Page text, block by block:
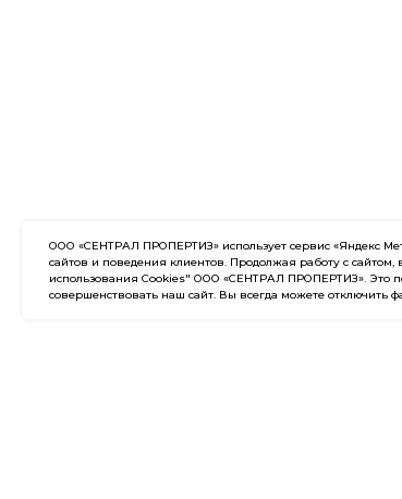
ООО «СЕНТРАЛ ПРОПЕРТИЗ» использует сервис «Яндекс
сайтов и поведения клиентов. Продолжая работу с
использования Cookies" ООО «СЕНТРАЛ ПРОПЕРТИЗ». Это
совершенствовать наш сайт. Вы всегда можете отключить